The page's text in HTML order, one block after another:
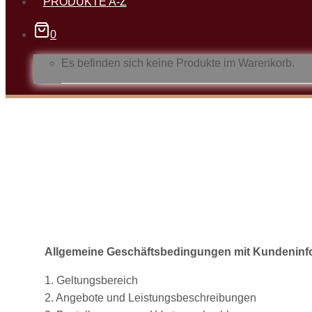
0
Es befinden sich keine Produkte im Warenkorb.
Allgemeine Geschäftsbedingungen mit
1. Geltungsbereich
2. Angebote und Leistungsbeschreibungen